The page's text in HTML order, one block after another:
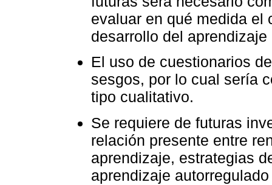
evaluar en qué medida el
desarrollo del
El uso de cuestionarios
sesgos, por lo cual sería
tipo cualitativo.
Se requiere de futuras
relación presente entre
aprendizaje, estrategias
aprendizaje